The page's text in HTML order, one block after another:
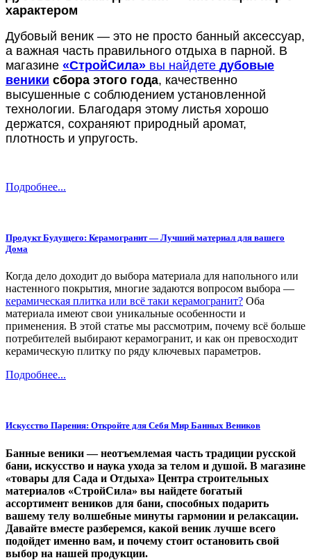
характером
Дубовый веник — это не просто банный аксессуар,
а важная часть правильного отдыха в парной. В
магазине «СтройСила» вы найдете дубовые
веники сбора этого года, качественно
высушенные с соблюдением установленной
технологии. Благодаря этому листья хорошо
держатся, сохраняют природный аромат,
плотность и упругость.
Подробнее...
Продукт Будущего: Керамогранит — Лучший материал для вашего
Дома
Когда дело доходит до выбора материала для напольного или
настенного покрытия, многие задаются вопросом выбора —
керамическая плитка или всё таки керамогранит? Оба
материала имеют свои уникальные особенности и
применения. В этой статье мы рассмотрим, почему всё больше
потребителей выбирают керамогранит, и как он превосходит
керамическую плитку по ряду ключевых параметров.
Подробнее...
Искусство Парения: Откройте для Себя Мир Банных Веников
Банные веники — неотъемлемая часть традиции русской
бани, искусство и наука ухода за телом и душой. В магазине
«товары для Сада и Отдыха» Центра строительных
материалов «СтройСила» вы найдете богатый
ассортимент веников для бани, способных подарить
вашему телу волшебные минуты гармонии и релаксации.
Давайте вместе разберемся, какой веник лучше всего
подойдет именно вам, и почему стоит остановить свой
выбор на нашей продукции.